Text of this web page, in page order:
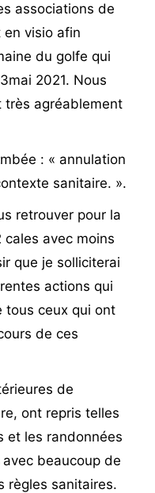
associations de
en visio afin
du golfe qui
2021. Nous
très agréablement
: « annulation
sanitaire. ».
retrouver pour la
avec moins
que je solliciterai
actions qui
tous ceux qui ont
de ces
de
ont repris telles
et les randonnées
beaucoup de
règles sanitaires.